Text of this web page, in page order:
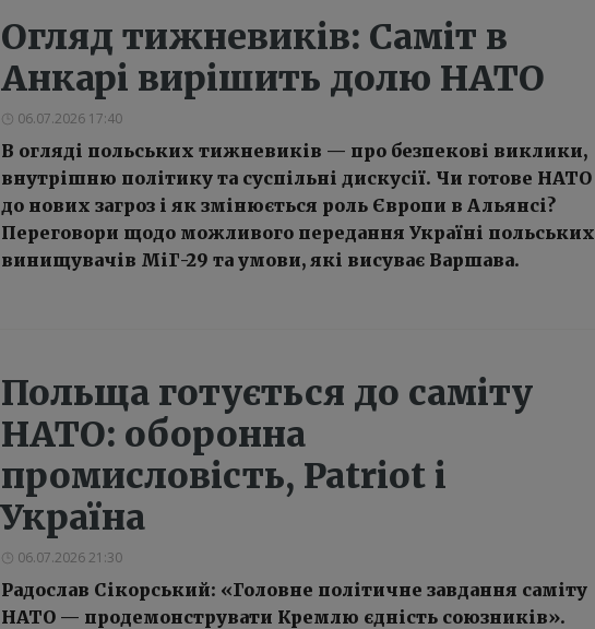
Огляд тижневиків: Саміт в
Анкарі вирішить долю НАТО
06.07.2026 17:40
В огляді польських тижневиків — про безпекові виклики,
внутрішню політику та суспільні дискусії. Чи готове НАТО
до нових загроз і як змінюється роль Європи в Альянсі?
Переговори щодо можливого передання Україні польських
винищувачів МіГ-29 та умови, які висуває Варшава.
Польща готується до саміту
НАТО: оборонна
промисловість, Patriot і
Україна
06.07.2026 21:30
Радослав Сікорський: «Головне політичне завдання саміту
НАТО — продемонструвати Кремлю єдність союзників».